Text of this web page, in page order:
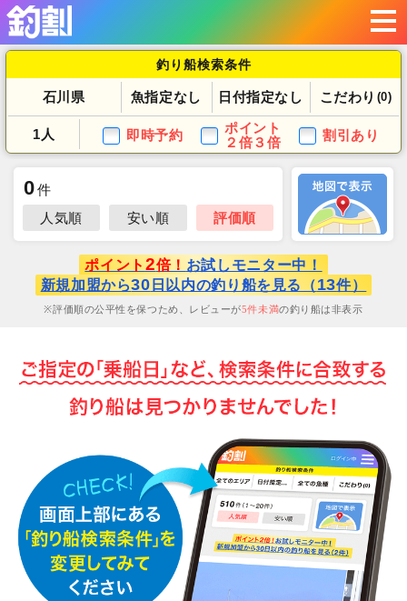
釣り船検索条件
石川県 魚指定なし 日付指定なし こだわり (0)
1人 即時予約
ポイント
２倍３倍
割引あり
0件
人気順
安い順 評価順
ポイント 2倍！ お試しモニター中！
新規加盟から30 日以内の釣り船を見る（13件）
評価順の公平性を保つため、レビューが5件未満の釣り船は非表示